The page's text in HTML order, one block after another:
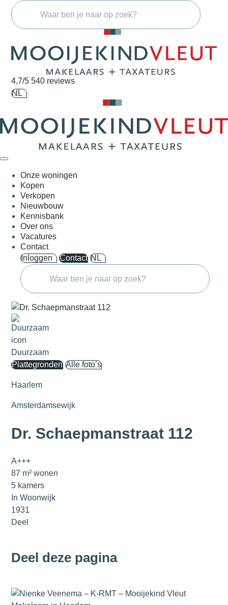
Navigatie overslaan
4,7/5 540 reviews
NL
Onze woningen
Kopen
Verkopen
Nieuwbouw
Kennisbank
Over ons
Vacatures
Contact
Inloggen
Contact NL
Duurzaam
Plattegronden Alle foto’s
Haarlem
Amsterdamsewijk
Dr. Schaepmanstraat 112
A+++
87 m² wonen
5 kamers
In Woonwijk
1931
Deel
Deel deze pagina